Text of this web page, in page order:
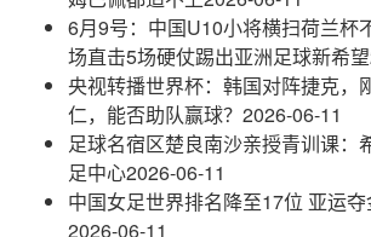
6月9号：中国U10小将横扫荷兰杯
场直击5场硬仗踢出亚洲足球新希望
央视转播世界杯：韩国对阵捷克，
仁，能否助队赢球？ 2026-06-11
足球名宿区楚良南沙亲授青训课：
足中心2026-06-11
中国女足世界排名降至17位 亚运
2026-06-11